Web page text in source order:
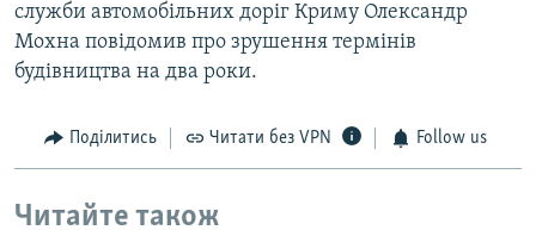
служби автомобільних доріг Криму Олександр
Мохна повідомив про зрушення термінів
будівництва на два роки.
Поділитись Читати без VPN Follow us
Читайте також